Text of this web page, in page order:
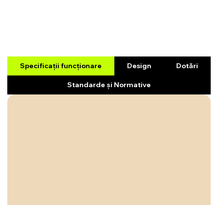
Specificații funcționare Design Dotări
Standarde și Normative